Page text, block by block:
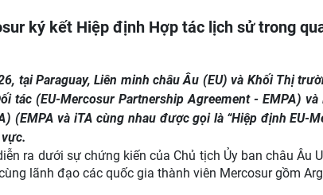
ký kết Hiệp định Hợp tác lịch sử trong
tại Paraguay, Liên minh châu Âu (EU) và Khối Thị
tác (EU-Mercosur Partnership Agreement - EMPA)
(EMPA và iTA cùng nhau được gọi là “Hiệp định EU-
ra dưới sự chứng kiến của Chủ tịch Ủy ban châu Âu
lãnh đạo các quốc gia thành viên Mercosur gồm